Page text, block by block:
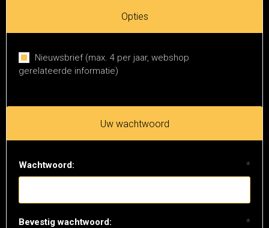
Opties
Nieuwsbrief (max. 4 per jaar, webshop
gerelateerde informatie)
Uw wachtwoord
Wachtwoord: *
Bevestig wachtwoord: *